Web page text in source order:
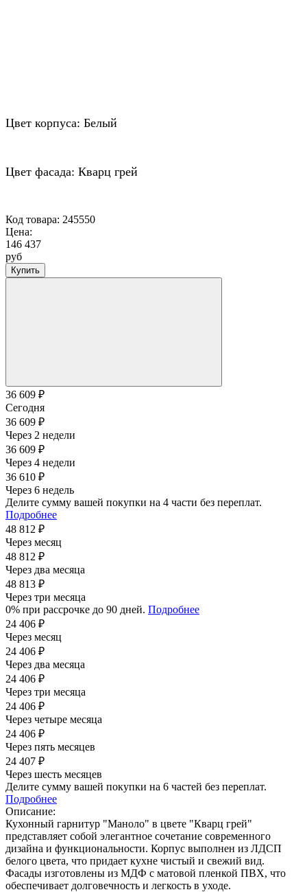
Цвет корпуса: Белый
Цвет фасада: Кварц грей
Код товара: 245550
Цена:
146 437
руб
Купить
36 609 ₽
Сегодня
36 609 ₽
Через 2 недели
36 609 ₽
Через 4 недели
36 610 ₽
Через 6 недель
Делите сумму вашей покупки на 4 части без переплат.
Подробнее
48 812 ₽
Через месяц
48 812 ₽
Через два месяца
48 813 ₽
Через три месяца
0% при рассрочке до 90 дней. Подробнее
24 406 ₽
Через месяц
24 406 ₽
Через два месяца
24 406 ₽
Через три месяца
24 406 ₽
Через четыре месяца
24 406 ₽
Через пять месяцев
24 407 ₽
Через шесть месяцев
Делите сумму вашей покупки на 6 частей без переплат.
Подробнее
Описание:
Кухонный гарнитур "Маноло" в цвете "Кварц грей"
представляет собой элегантное сочетание современного
дизайна и функциональности. Корпус выполнен из ЛДСП
белого цвета, что придает кухне чистый и свежий вид.
Фасады изготовлены из МДФ с матовой пленкой ПВХ, что
обеспечивает долговечность и легкость в уходе.